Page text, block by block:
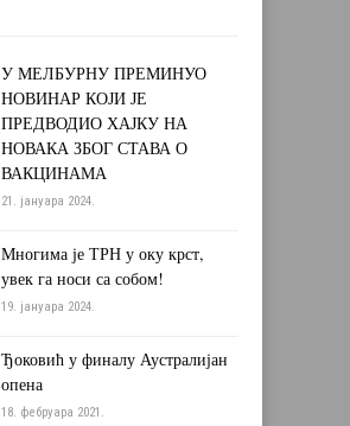
У МЕЛБУРНУ ПРЕМИНУО
НОВИНАР КОЈИ ЈЕ
ПРЕДВОДИО ХАЈКУ НА
НОВАКА ЗБОГ СТАВА О
ВАКЦИНАМА
21. јануара 2024.
Многима је ТРН у оку крст,
увек га носи са собом!
19. јануара 2024.
Ђоковић у финалу Аустралијан
опена
18. фебруара 2021.